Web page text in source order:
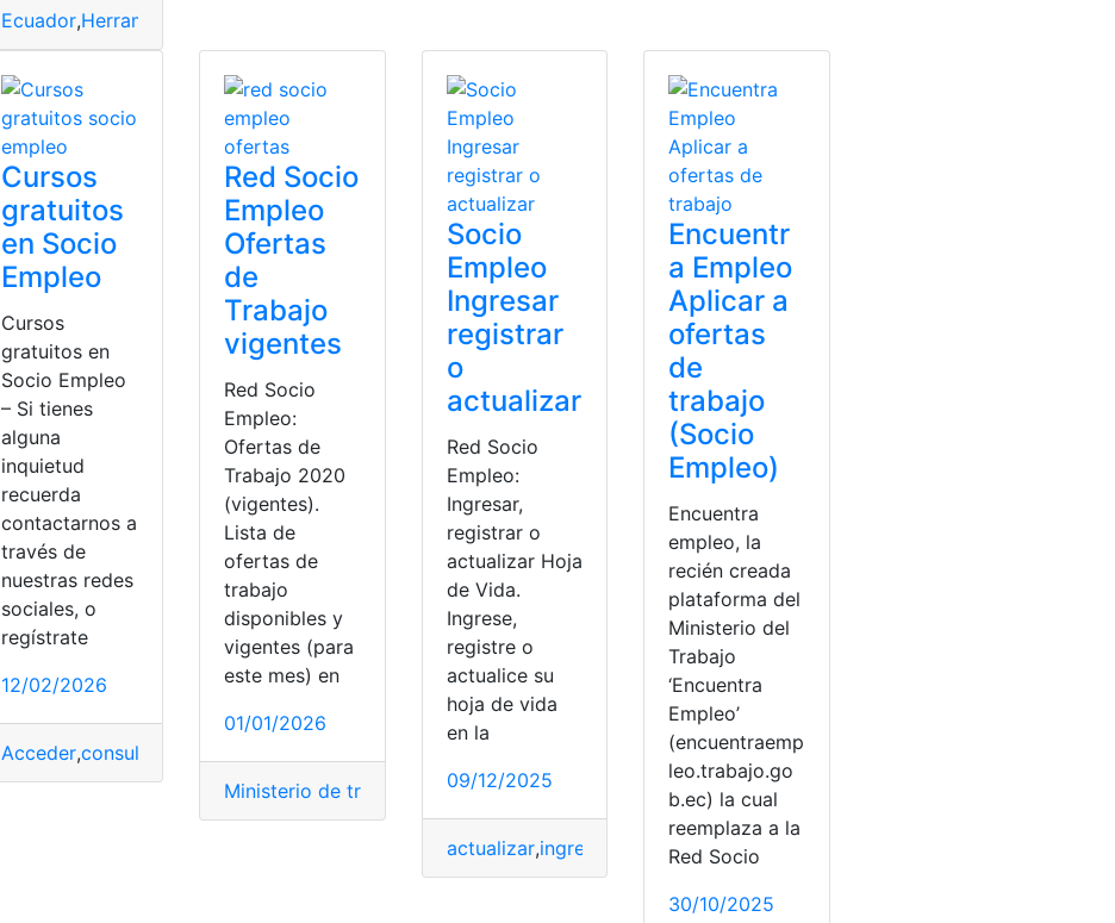
Ecuador,Herramientas Ecuador
Trabajo
Cursos
gratuitos
en Socio
Empleo
Cursos
gratuitos en
Socio Empleo
– Si tienes
alguna
inquietud
recuerda
contactarnos a
través de
nuestras redes
sociales, o
regístrate
12/02/2026
Acceder,consulta Socio Empleo
Red Socio
Empleo
Ofertas
de
Trabajo
vigentes
Red Socio
Empleo:
Ofertas de
Trabajo 2020
(vigentes).
Lista de
ofertas de
trabajo
disponibles y
vigentes (para
este mes) en
01/01/2026
Ministerio de trabajo oferta de empleo Socio Empleo Trabajo
Socio
Empleo
Ingresar
registrar
o
actualizar
Red Socio
Empleo:
Ingresar,
registrar o
actualizar Hoja
de Vida.
Ingrese,
registre o
actualice su
hoja de vida
en la
09/12/2025
actualizar,ingresar registrar,socio,Socio Empleo
Encuentr
a Empleo
Aplicar a
ofertas
de
trabajo
(Socio
Empleo)
Encuentra
empleo, la
recién creada
plataforma del
Ministerio del
Trabajo
‘Encuentra
Empleo’
(encuentraemp
leo.trabajo.go
b.ec) la cual
reemplaza a la
Red Socio
30/10/2025